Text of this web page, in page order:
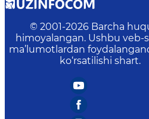
© 2001-2026 Barcha
himoyalangan. Ushbu veb-
ma’lumotlardan
ko‘rsatilishi shart.